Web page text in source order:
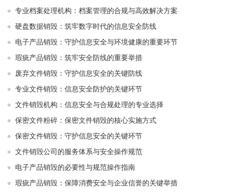
专业档案处理机构：档案管理的合规与高效解决方案
硬盘数据销毁：筑牢数字时代的信息安全防线
电子产品销毁：守护信息安全与环境健康的重要环节
瑕疵产品销毁：筑牢安全防线的重要举措
废弃文件销毁：守护信息安全的关键防线
专业文件销毁：信息安全防护的关键环节
文件销毁机构：信息安全与合规处理的专业选择
保密文件粉碎：保密文件销毁的核心实施方式
保密文件销毁：守护信息安全的关键环节
文件销毁公司的服务体系与安全操作规范
电子产品销毁的必要性与规范操作指南
瑕疵产品销毁：保障消费安全与企业信誉的关键举措